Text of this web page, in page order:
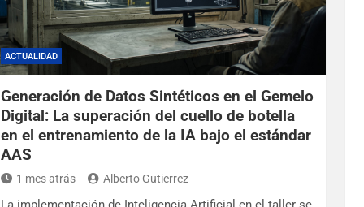
ACTUALIDAD
Generación de Datos Sintéticos en el Gemelo
Digital: La superación del cuello de botella
en el entrenamiento de la IA bajo el estándar
AAS
1 mes atrás Alberto Gutierrez